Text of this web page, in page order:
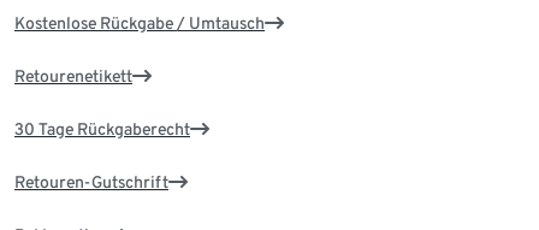
Kostenlose Rückgabe / Umtausch
Retourenetikett
30 Tage Rückgaberecht
Retouren-Gutschrift